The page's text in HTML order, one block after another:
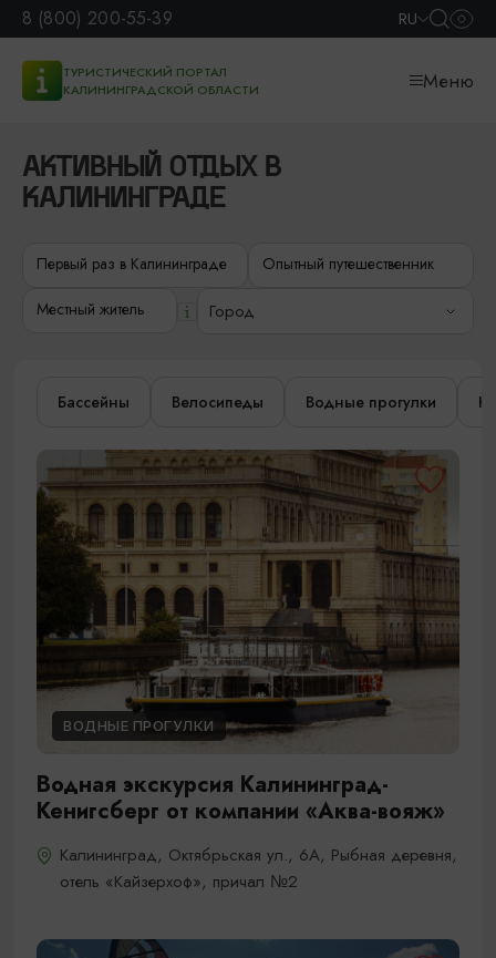
8 (800) 200-55-39 RU
ТУРИСТИЧЕСКИЙ ПОРТАЛ
КАЛИНИНГРАДСКОЙ ОБЛАСТИ
Меню
АКТИВНЫЙ ОТДЫХ В
КАЛИНИНГРАДЕ
Первый раз в Калининграде Опытный путешественник
Местный житель Город
Бассейны Велосипеды Водные прогулки
ВОДНЫЕ ПРОГУЛКИ
Водная экскурсия Калининград-
Кенигсберг от компании «Аква-вояж»
Калининград, Октябрьская ул., 6А, Рыбная деревня,
отель «Кайзерхоф», причал №2